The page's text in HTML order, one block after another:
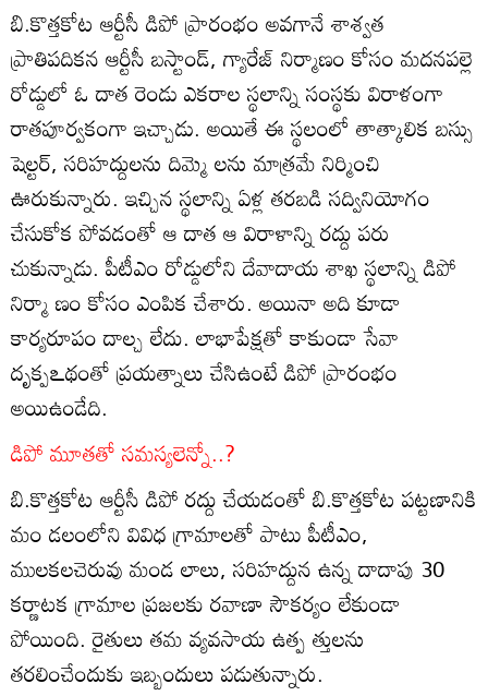
బి.కొత్తకోట ఆర్టీసీ డిపో ప్రారంభం అవగానే శాశ్వత
ప్రాతిపదికన ఆర్టీసీ బస్టాండ్‌, గ్యారేజ్‌ నిర్మాణం కోసం మదనపల్లె
రోడ్డులో ఓ దాత రెండు ఎకరాల స్థలాన్ని సంస్థకు విరాళంగా
రాతపూర్వకంగా ఇచ్చాడు. అయితే ఈ స్థలంలో తాత్కాలిక బస్సు
షెల్టర్‌, సరిహద్దులను దిమ్మె లను మాత్రమే నిర్మించి
ఊరుకున్నారు. ఇచ్చిన స్థలాన్ని ఏళ్ల తరబడి సద్వినియోగం
చేసుకోక పోవడంతో ఆ దాత ఆ విరాళాన్ని రద్దు పరు
చుకున్నాడు. పీటీఎం రోడ్డులోని దేవాదాయ శాఖ స్థలాన్ని డిపో
నిర్మా ణం కోసం ఎంపిక చేశారు. అయినా అది కూడా
కార్యరూపం దాల్చ లేదు. లాభాపేక్షతో కాకుండా సేవా
దృక్పఽథంతో ప్రయత్నాలు చేసిఉంటే డిపో ప్రారంభం
అయిఉండేది.
డిపో మూతతో సమస్యలెన్నో..?
బి.కొత్తకోట ఆర్టీసీ డిపో రద్దు చేయడంతో బి.కొత్తకోట పట్టణానికి
మం డలంలోని వివిధ గ్రామాలతో పాటు పీటీఎం,
ములకలచెరువు మండ లాలు, సరిహద్దున ఉన్న దాదాపు 30
కర్ణాటక గ్రామాల ప్రజలకు రవాణా సౌకర్యం లేకుండా
పోయింది. రైతులు తమ వ్యవసాయ ఉత్ప త్తులను
తరలించేందుకు ఇబ్బందులు పడుతున్నారు.